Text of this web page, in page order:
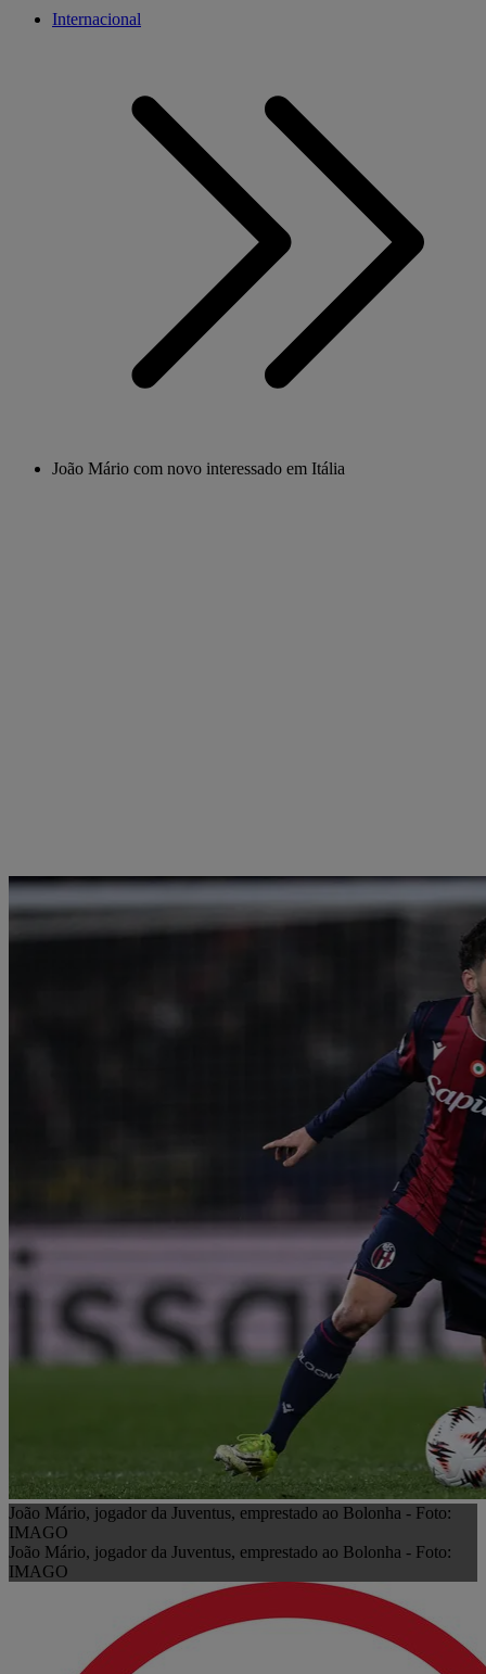
Internacional
João Mário com novo interessado em Itália
João Mário, jogador da Juventus, emprestado ao Bolonha - Foto:
IMAGO
João Mário, jogador da Juventus, emprestado ao Bolonha - Foto:
IMAGO